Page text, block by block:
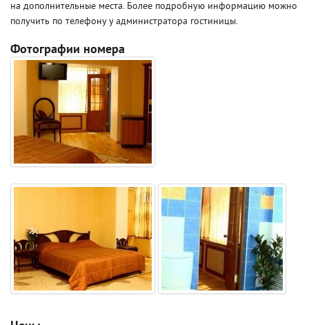
на дополнительные места. Более подробную информацию можно
получить по телефону у администратора гостиницы.
Фотографии номера